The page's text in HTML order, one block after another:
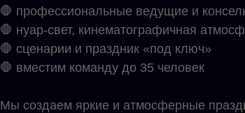
🛑 профессиональные ведущие и
🛑 нуар-свет, кинематографичная
🛑 сценарии и праздник «под ключ»
🛑 вместим команду до 35 человек
Мы создаем яркие и атмосферные